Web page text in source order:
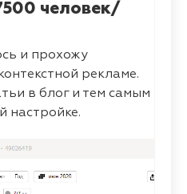
человек/
и прохожу
рекламе.
в блог и тем самым
настройке.